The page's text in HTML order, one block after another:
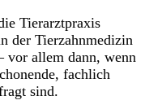
Tierarztpraxis
der Tierzahnmedizin
vor allem dann, wenn
fachlich
sind.